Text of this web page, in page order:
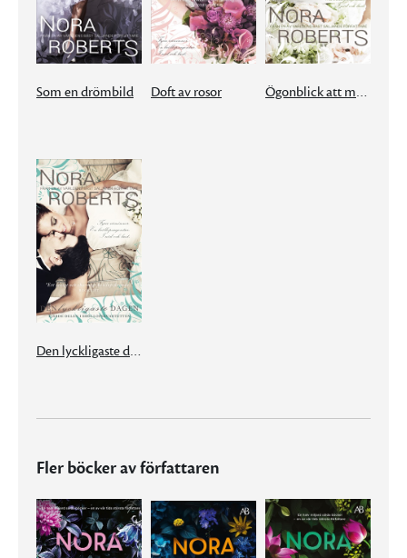
Som en drömbild Doft av rosor Ögonblick att minnas
Den lyckligaste dagen
Fler böcker av författaren